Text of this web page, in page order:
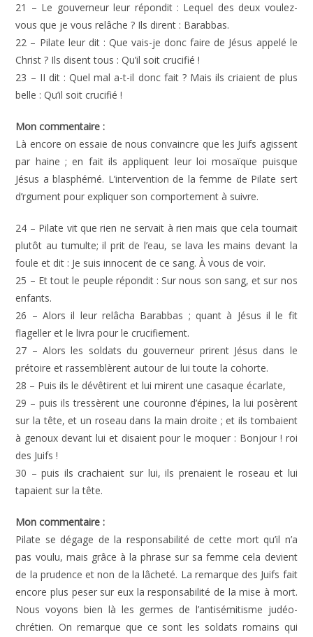
21 – Le gouverneur leur répondit : Lequel des deux voulez-
vous que je vous relâche ? Ils dirent : Barabbas.
22 – Pilate leur dit : Que vais-je donc faire de Jésus appelé le
Christ ? Ils disent tous : Qu’il soit crucifié !
23 – II dit : Quel mal a-t-il donc fait ? Mais ils criaient de plus
belle : Qu’il soit crucifié !
Mon commentaire :
Là encore on essaie de nous convaincre que les Juifs agissent
par haine ; en fait ils appliquent leur loi mosaïque puisque
Jésus a blasphémé. L’intervention de la femme de Pilate sert
d’rgument pour expliquer son comportement à suivre.
24 – Pilate vit que rien ne servait à rien mais que cela tournait
plutôt au tumulte; il prit de l’eau, se lava les mains devant la
foule et dit : Je suis innocent de ce sang. À vous de voir.
25 – Et tout le peuple répondit : Sur nous son sang, et sur nos
enfants.
26 – Alors il leur relâcha Barabbas ; quant à Jésus il le fit
flageller et le livra pour le crucifiement.
27 – Alors les soldats du gouverneur prirent Jésus dans le
prétoire et rassemblèrent autour de lui toute la cohorte.
28 – Puis ils le dévêtirent et lui mirent une casaque écarlate,
29 – puis ils tressèrent une couronne d’épines, la lui posèrent
sur la tête, et un roseau dans la main droite ; et ils tombaient
à genoux devant lui et disaient pour le moquer : Bonjour ! roi
des Juifs !
30 – puis ils crachaient sur lui, ils prenaient le roseau et lui
tapaient sur la tête.
Mon commentaire :
Pilate se dégage de la responsabilité de cette mort qu’il n’a
pas voulu, mais grâce à la phrase sur sa femme cela devient
de la prudence et non de la lâcheté. La remarque des Juifs fait
encore plus peser sur eux la responsabilité de la mise à mort.
Nous voyons bien là les germes de l’antisémitisme judéo-
chrétien. On remarque que ce sont les soldats romains qui